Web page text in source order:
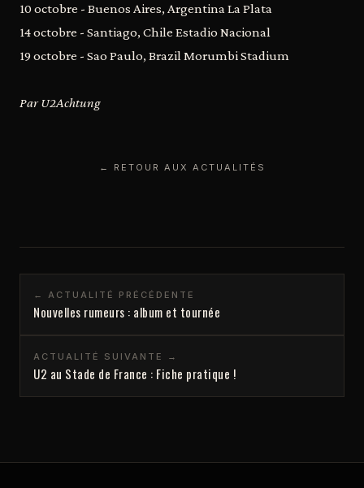
10 octobre - Buenos Aires, Argentina La Plata
14 octobre - Santiago, Chile Estadio Nacional
19 octobre - Sao Paulo, Brazil Morumbi Stadium
Par U2Achtung
← RETOUR AUX ACTUALITÉS
← ACTUALITÉ PRÉCÉDENTE
Nouvelles rumeurs : album et tournée
ACTUALITÉ SUIVANTE →
U2 au Stade de France : Fiche pratique !